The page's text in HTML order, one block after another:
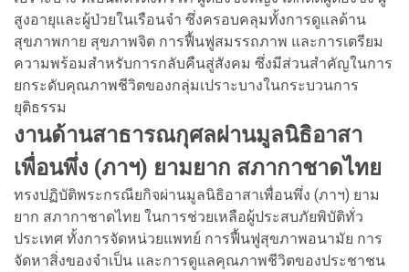
สูงอายุและผู้ป่วยในเรือนจำ ซึ่งครอบคลุมทั้งการดูแลด้าน
สุขภาพกาย สุขภาพจิต การฟื้นฟูสมรรถภาพ และการเตรียม
ความพร้อมสำหรับการกลับคืนสู่สังคม ซึ่งมีส่วนสำคัญในการ
ยกระดับคุณภาพชีวิตของกลุ่มเปราะบางในกระบวนการ
ยุติธรรม
งานด้านสาธารณกุศลผ่านมูลนิธิอาสา
เพื่อนพึ่ง (ภาฯ) ยามยาก สภากาชาดไทย
ทรงปฏิบัติพระกรณียกิจผ่านมูลนิธิอาสาเพื่อนพึ่ง (ภาฯ) ยาม
ยาก สภากาชาดไทย ในการช่วยเหลือผู้ประสบภัยพิบัติทั่ว
ประเทศ ทั้งการจัดหน่วยแพทย์ การฟื้นฟูสุขภาพอนามัย การ
จัดหาสิ่งของจำเป็น และการดูแลคุณภาพชีวิตของประชาชน